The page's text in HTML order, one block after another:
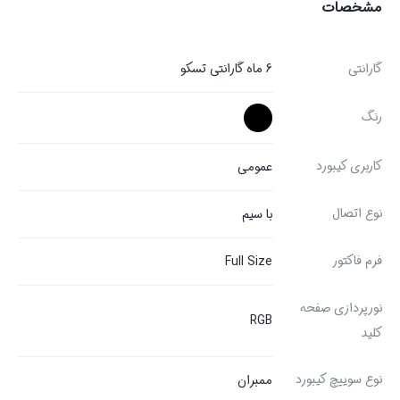
مشخصات
گارانتی 6 ماه گارانتی تسکو
رنگ
کاربری کیبورد عمومی
نوع اتصال با سیم
فرم فاکتور Full Size
نورپردازی صفحه
کلید
RGB
نوع سوییچ کیبورد ممبران